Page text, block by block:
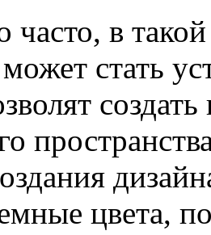
часто, в
стать
цвета,